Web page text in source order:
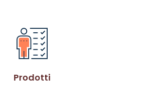
Prodotti